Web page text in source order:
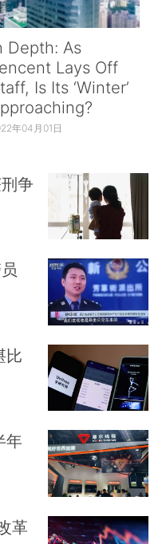
Depth: As
Lays Off
Is Its ‘Winter’
年04月01日
争
比
年
革